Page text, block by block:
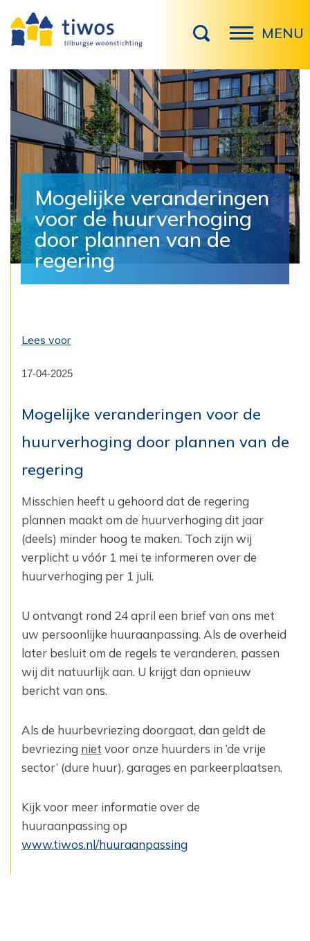
MENU
Mogelijke veranderingen
voor de huurverhoging
door plannen van de
regering
Lees voor
17-04-2025
Mogelijke veranderingen voor de
huurverhoging door plannen van de
regering
Misschien heeft u gehoord dat de regering
plannen maakt om de huurverhoging dit jaar
(deels) minder hoog te maken. Toch zijn wij
verplicht u vóór 1 mei te informeren over de
huurverhoging per 1 juli.
U ontvangt rond 24 april een brief van ons met
uw persoonlijke huuraanpassing. Als de overheid
later besluit om de regels te veranderen, passen
wij dit natuurlijk aan. U krijgt dan opnieuw
bericht van ons.
Als de huurbevriezing doorgaat, dan geldt de
bevriezing niet voor onze huurders in ‘de vrije
sector’ (dure huur), garages en parkeerplaatsen.
Kijk voor meer informatie over de
huuraanpassing op
www.tiwos.nl/huuraanpassing